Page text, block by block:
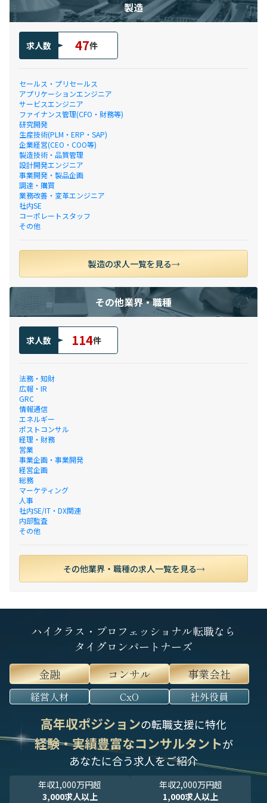
製造
求人数 47件
セールス・プリセールス
アプリケーションエンジニア
サービスエンジニア
ファイナンス管理(CFO・財務等)
研究開発
生産技術(PLM・ERP・SAP)
企業経営(CEO・COO等)
製造技術・品質管理
設計開発エンジニア
事業開発・製品企画
調達・購買
業務改善・変革エンジニア
社内SE
コーポレートスタッフ
その他
製造の求人一覧を見る
その他業界・職種
求人数 114件
法務・知財
広報・IR
GRC
情報通信
エネルギー
ポストコンサル
経理・財務
営業
事業企画・事業開発
経営企画
総務
マーケティング
人事
社内SE/IT・DX関連
内部監査
その他
その他業界・職種の求人一覧を見る
ハイクラス・プロフェッショナル転職なら
タイグロンパートナーズ
金融
コンサル 事業会社
経営人材 CxO 社外役員
高年収ポジションの転職支援に特化
経験・実績豊富なコンサルタントが
あなたに合う求人をご紹介
年収1,000万円超
3,000求人以上
年収2,000万円超
1,000求人以上